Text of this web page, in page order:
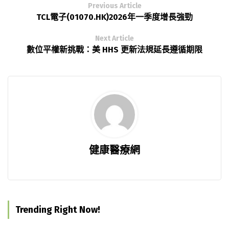
Previous Article
TCL電子(01070.HK)2026年一季度增長強勁
Next Article
數位平權新挑戰：美 HHS 更新法規延長遵循期限
健康醫療網
Trending Right Now!